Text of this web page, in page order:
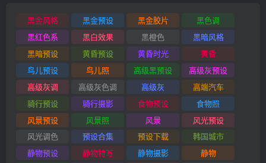
黑金风格 黑金预设 黑金胶片
黑色调
黑红色系
黑白效果 黑橙色
黑暗风格
黑暗预设
黄昏预设 黄昏时光
黄昏
鸟儿预设
鸟儿照 高级黑预设
高级灰预设
高级灰调
高级灰色调 高级灰
高端汽车
骑行预设
骑行摄影 食物预设
食物照
风景预设
风景照 风景
风光预设
风光调色
预设合集 预设下载
韩国城市
静物预设
静物特写 静物摄影
静物